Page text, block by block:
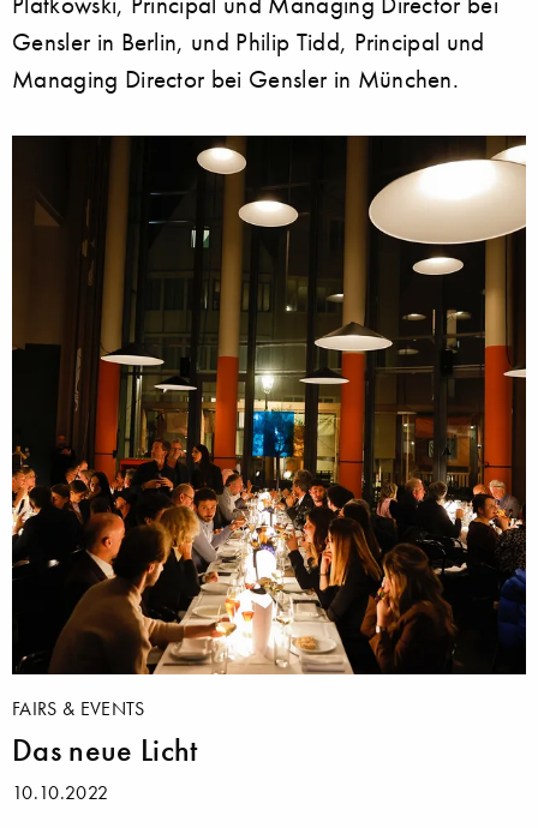
Gensler in Berlin, und Philip Tidd, Principal und
Managing Director bei Gensler in München.
FAIRS & EVENTS
Das neue Licht
10.10.2022